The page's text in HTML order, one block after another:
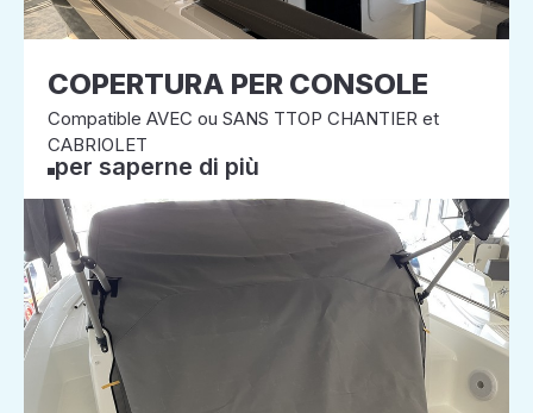
COPERTURA PER CONSOLE
Compatible AVEC ou SANS TTOP CHANTIER et
CABRIOLET
per saperne di più